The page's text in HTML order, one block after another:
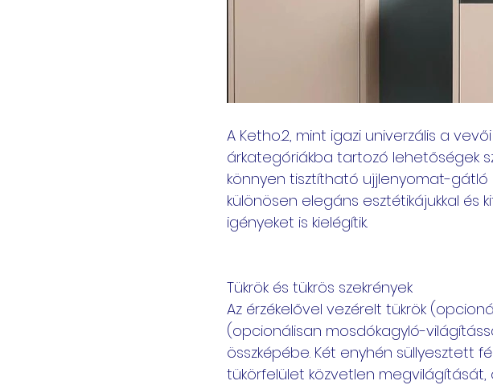
A Ketho.2, mint igazi univerzális a
árkategóriákba tartozó lehetőségek
könnyen tisztítható ujjlenyomat-
különösen elegáns esztétikájukkal
igényeket is kielégítik.
Tükrök és tükrös szekrények
Az érzékelővel vezérelt tükrök
(opcionálisan mosdókagyló-
összképébe. Két enyhén süllyesztett
tükörfelület közvetlen